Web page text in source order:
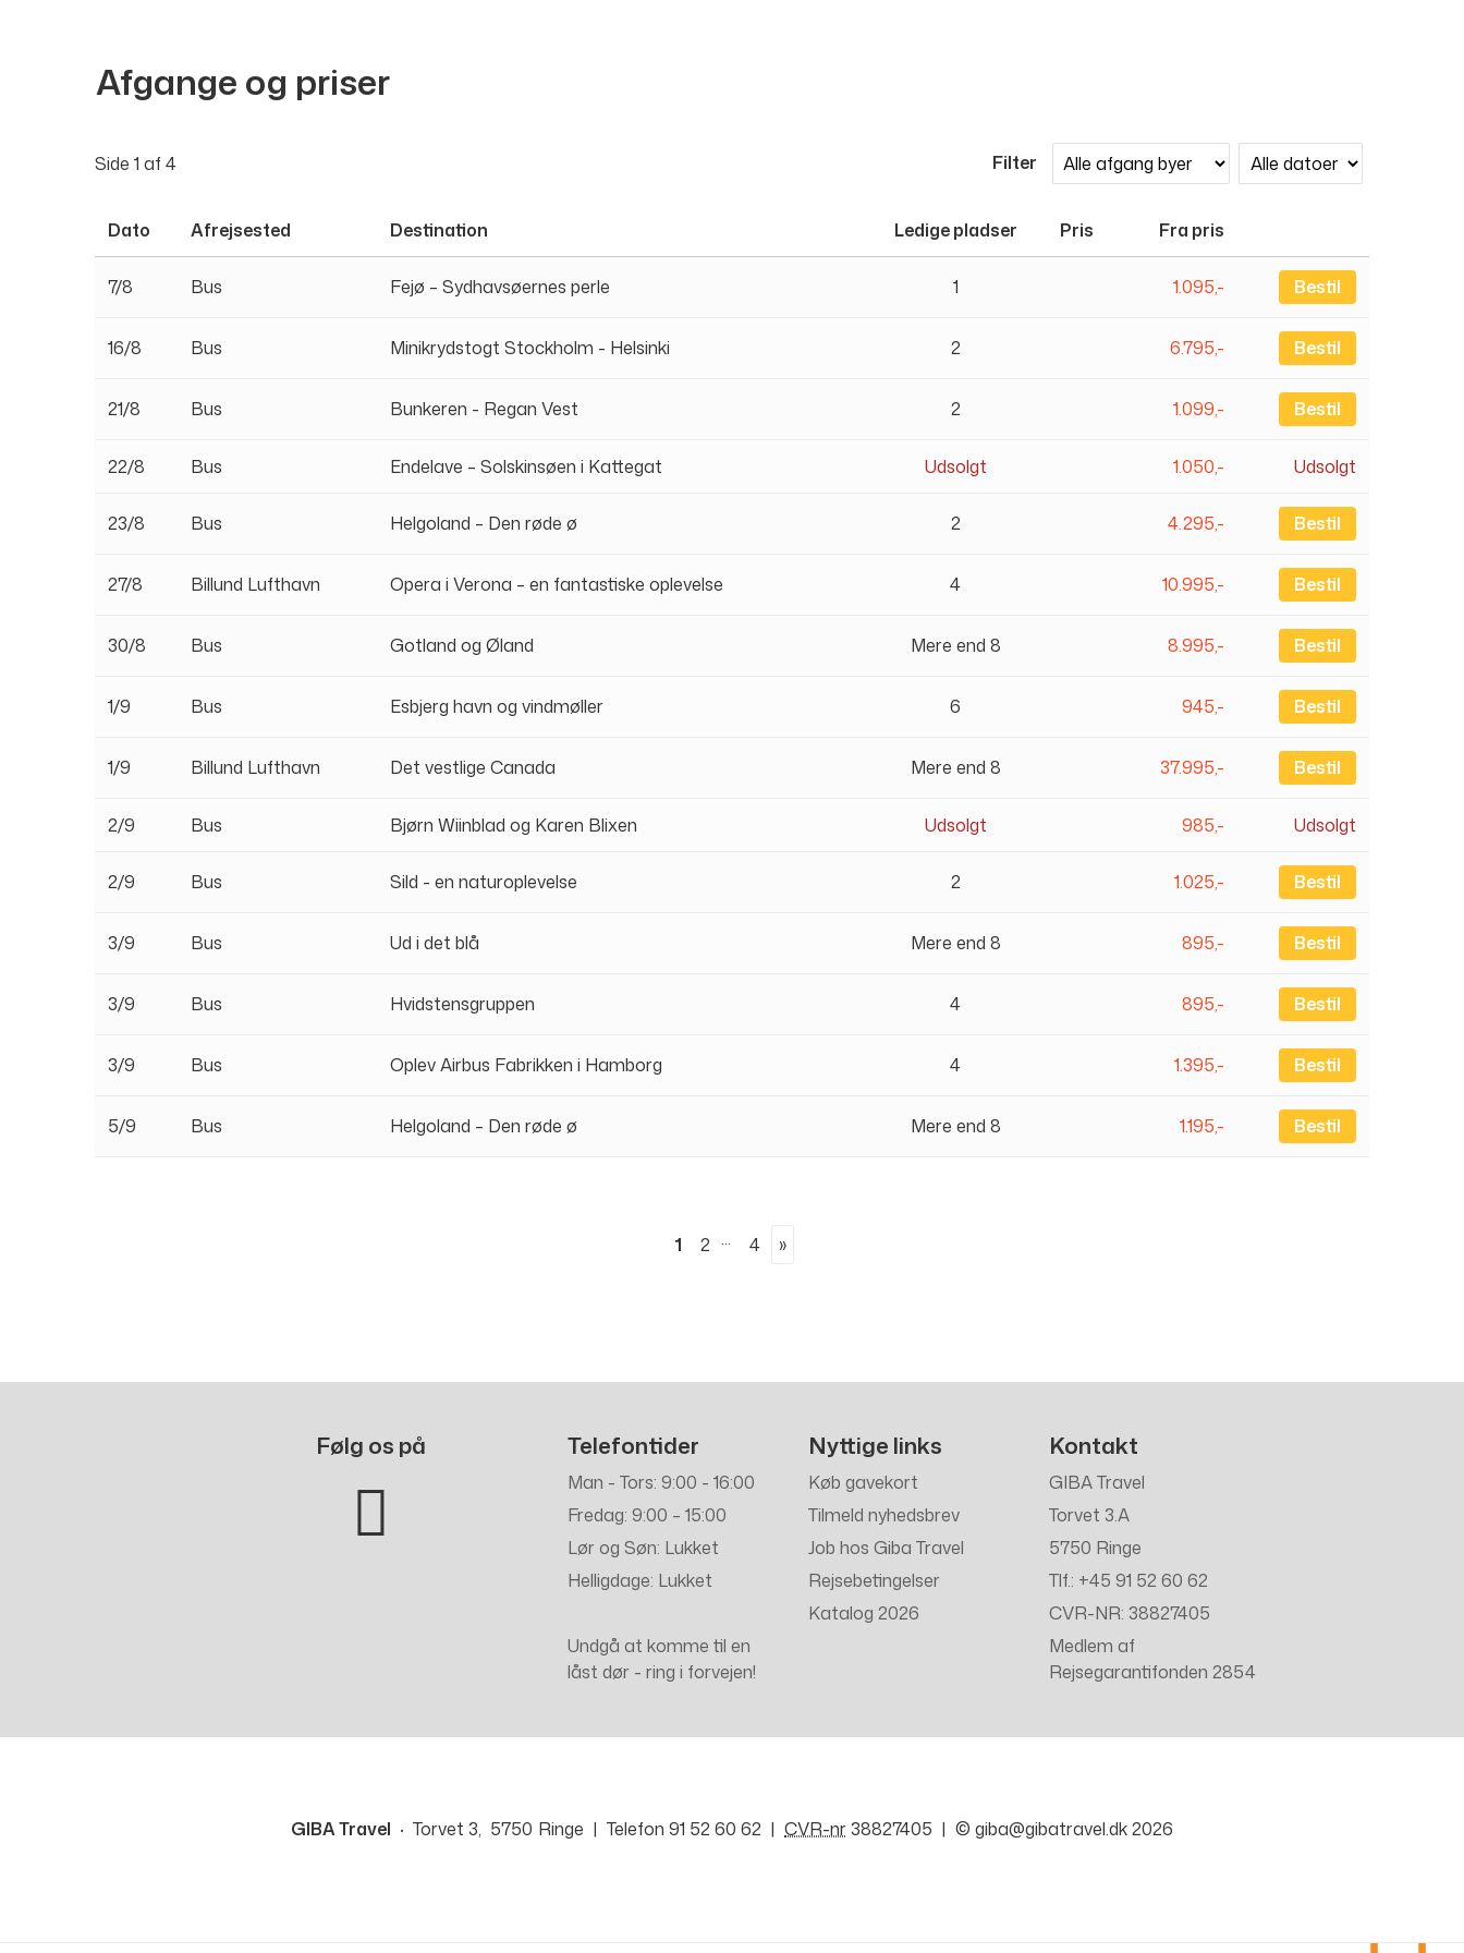
Afgange og priser
Side 1 af4 Filter
Dato Afrejsested Destination Ledige pladser Pris Fra pris
7/8 Bus Fejø – Sydhavsøernes perle 1 1.095,- Bestil
16/8 Bus Minikrydstogt Stockholm - Helsinki 2 6.795,- Bestil
21/8 Bus Bunkeren - Regan Vest 2 1.099,- Bestil
22/8 Bus Endelave – Solskinsøen i Kattegat Udsolgt 1.050,- Udsolgt
23/8 Bus Helgoland – Den røde ø 2 4.295,- Bestil
27/8 Billund Lufthavn Opera i Verona – en fantastiske oplevelse 4 10.995,- Bestil
30/8 Bus Gotland og Øland Mere end 8 8.995,- Bestil
1/9 Bus Esbjerg havn og vindmøller 6 945,- Bestil
1/9 Billund Lufthavn Det vestlige Canada Mere end 8 37.995,- Bestil
2/9 Bus Bjørn Wiinblad og Karen Blixen Udsolgt 985,- Udsolgt
2/9 Bus Sild - en naturoplevelse 2 1.025,- Bestil
3/9 Bus Ud i det blå Mere end 8 895,- Bestil
3/9 Bus Hvidstensgruppen 4 895,- Bestil
3/9 Bus Oplev Airbus Fabrikken i Hamborg 4 1.395,- Bestil
5/9 Bus Helgoland – Den røde ø Mere end 8 1.195,- Bestil
1 2 ... 4 ››
Følg os på Telefontider
Man - Tors: 9:00 - 16:00
Fredag: 9:00 – 15:00
Lør og Søn: Lukket
Helligdage: Lukket
Undgå at komme til en
låst dør - ring i forvejen!
Nyttige links
Køb gavekort
Tilmeld nyhedsbrev
Job hos Giba Travel
Rejsebetingelser
Katalog 2026
Kontakt
GIBA Travel
Torvet 3.A
5750 Ringe
Tlf.: +45 91 52 60 62
CVR-NR: 38827405
Medlem af
Rejsegarantifonden 2854
GIBA Travel Torvet 3 5750 Ringe Telefon91 52 60 62 CVR-nr38827405 ©giba@gibatravel.dk2026